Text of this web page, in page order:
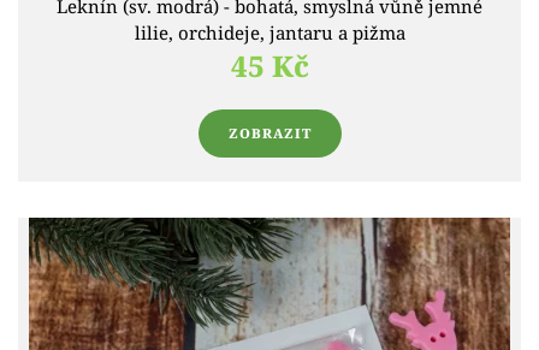
Leknín (sv. modrá) - bohatá, smyslná vůně jemné
lilie, orchideje, jantaru a pižma
45 Kč
ZOBRAZIT